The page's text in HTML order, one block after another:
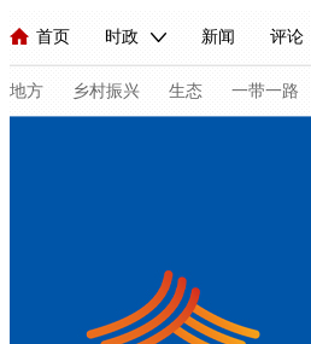
首页 时政 新闻 评论
人民领袖习近平 联播+ 中国领导人
直播 栏目大全 节目单
海外频道 iPanda English Монгол
地方 乡村振兴 生态 一带一路
人民领袖习近平 联播+